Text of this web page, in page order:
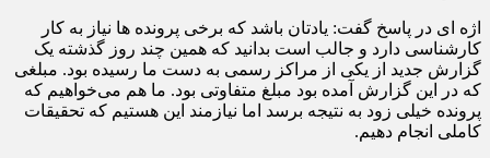
اژه ای در پاسخ گفت: یادتان باشد که برخی پرونده ها نیاز به کار
کارشناسی دارد و جالب است بدانید که همین چند روز گذشته یک
گزارش جدید از یکی از مراکز رسمی به دست ما رسیده بود. مبلغی
که در این گزارش آمده بود مبلغ متفاوتی بود. ما هم می‌خواهیم که
پرونده خیلی زود به نتیجه برسد اما نیازمند این هستیم که تحقیقات
کاملی انجام دهیم.